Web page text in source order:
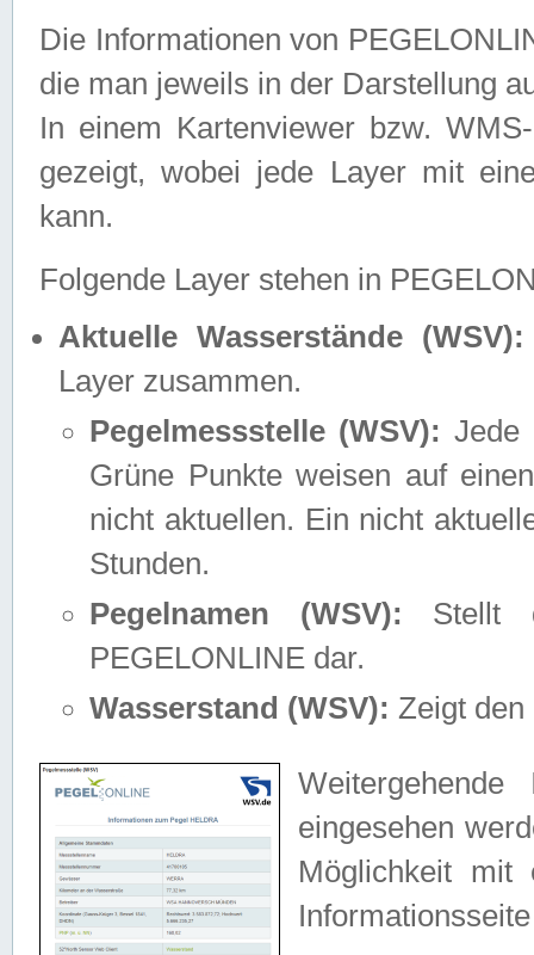
Die Informationen von
die man jeweils in der Darstellung
In einem Kartenviewer bzw.
gezeigt, wobei jede Layer mit
kann.
Folgende Layer stehen in
Aktuelle Wasserstände (WSV):
Layer zusammen.
Pegelmessstelle (WSV): Jede
Grüne Punkte weisen auf
nicht aktuellen. Ein nicht
Stunden.
Pegelnamen (WSV): Stellt
PEGELONLINE dar.
Wasserstand (WSV): Zeigt den
eingesehen
Möglichkeit mit